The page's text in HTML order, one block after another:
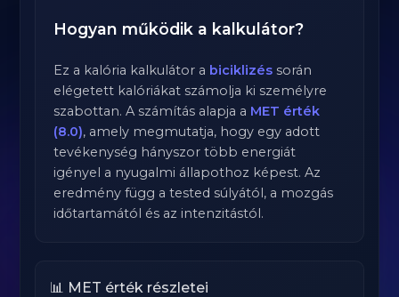
Hogyan működik a kalkulátor?
Ez a kalória kalkulátor a biciklizés során
elégetett kalóriákat számolja ki személyre
szabottan. A számítás alapja a MET érték
(8.0), amely megmutatja, hogy egy adott
tevékenység hányszor több energiát
igényel a nyugalmi állapothoz képest. Az
eredmény függ a tested súlyától, a mozgás
időtartamától és az intenzitástól.
📊 MET érték részletei